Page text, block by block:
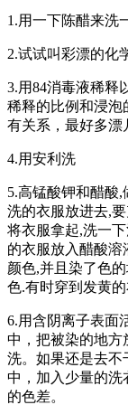
1.用一下陈醋来洗
2.试试叫彩漂的化
3.用84消毒液稀释
稀释的比例和浸泡
有关系，最好多漂
4.用安利洗
5.高锰酸钾和醋酸
洗的衣服放进去,
将衣服拿起,洗一
的衣服放入醋酸溶
颜色,并且染了色
色.有时穿到发黄
6.用含阴离子表面
中，把被染的地方
洗。如果还是去不
中，加入少量的洗
的色差。